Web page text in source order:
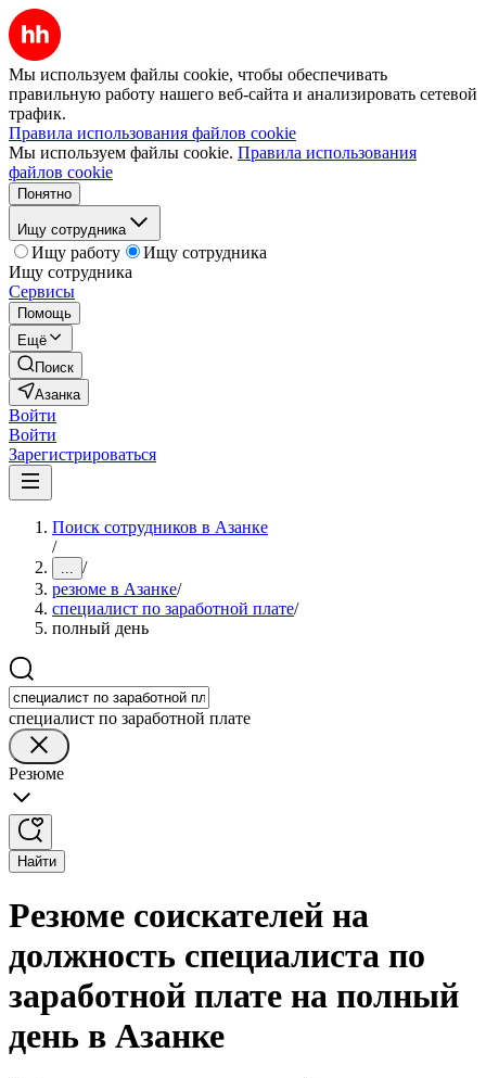
Мы используем файлы cookie, чтобы обеспечивать
правильную работу нашего веб-сайта и анализировать сетевой
трафик.
Правила использования файлов cookie
Мы используем файлы cookie. Правила использования
файлов cookie
Понятно
Ищу сотрудника
Ищу работу
Ищу сотрудника
Ищу сотрудника
Сервисы
Помощь
Ещё
Поиск
Азанка
Войти
Войти
Зарегистрироваться
Поиск сотрудников в Азанке
/
... /
резюме в Азанке/
специалист по заработной плате/
полный день
специалист по заработной плате
Резюме
Найти
Резюме соискателей на
должность специалиста по
заработной плате на полный
день в Азанке